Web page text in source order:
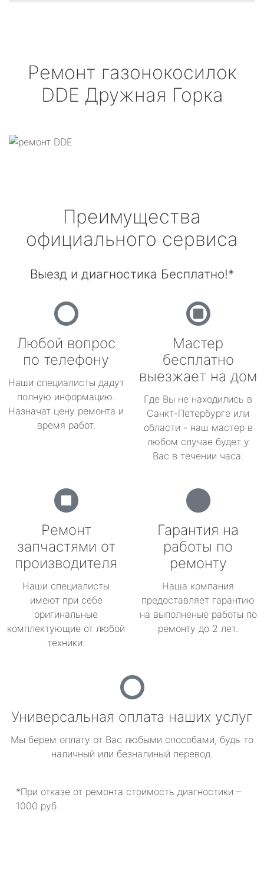
Ремонт газонокосилок
DDE Дружная Горка
Преимущества
официального сервиса
Выезд и диагностика Бесплатно!*
Любой вопрос
по телефону
Наши специалисты дадут
полную информацию.
Назначат цену ремонта и
время работ.
Мастер
бесплатно
выезжает на дом
Где Вы не находились в
Санкт-Петербурге или
области - наш мастер в
любом случае будет у
Вас в течении часа.
Ремонт
запчастями от
производителя
Наши специалисты
имеют при себе
оригинальные
комплектующие от любой
техники.
Гарантия на
работы по
ремонту
Наша компания
предоставляет гарантию
на выполненые работы по
ремонту до 2 лет.
Универсальная оплата наших услуг
Мы берем оплату от Вас любыми способами, будь то
наличный или безналиный перевод.
*При отказе от ремонта стоимость диагностики –
1000 руб.